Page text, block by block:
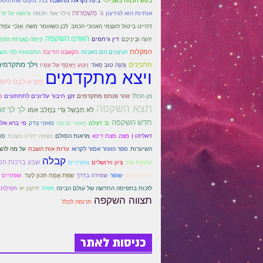
אותיות הוא לגירעון ג' מִשְׁמָרוֹת גילוי אור חכמה גרושה על
דהיינו ביטול העצמי האנוכי הכוזב. לכן כשאומר משה: אָנֹכִי
יְהוָה וּבֵינֵיכֶם דין ורחמים האזינו השקפה הָיְתָה כָּאֳנִיּוֹת
המקלות הניצנים הם האבות הקשבה הדיבה התנהגות לפי
התנינים וְהִנֵּה טוֹב מְאֹד וַיִּגְוַע וַיֵּאָסֶף אֶל עַמָּיו וילך
ויצא מתקדמים וַיִּקְרָא לִבְנוֹ
מן הכלל זוהר פנחס מתקדמים זקן חיבור עליונים לתחתונים
תצא השקפה לֹא תְבַשֵּׁל גְּדִי בַּחֲלֵב אִמּוֹ לך לך
חדש השקפה ם' דצלם מאזני מרמה מאזני צדק מי ברא
דאליהו | מצה מצת דינא מראות הסולם נשמה יתרה בשבת
השיערות ספר הזוהר אסור לקרוא עדות אות השבת על מה
עלמות שיר ציון וירושלים צפורניים קבלה שבע ברכות
עלה למרום שופר שמירה בדרך שְׂפַת אֱמֶת תִּכּוֹן לָעַד. שפתיים
לזכות בתפיסה החדשה של עולם הבינה תורה תיקון יא
תצווה השקפה תרומה לכלל
כניסות לאתר